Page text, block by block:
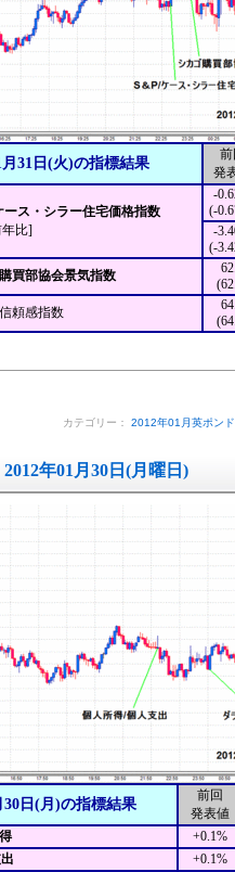
月31日(火)の指標結果
前
発
ース・シラー住宅価格指数
比]
-
(-
-
(-
買部協会景気指数
頼感指数
カテゴリー： 2012年01月英ポン
2012年01月30日(月曜日)
30日(月)の指標結果
前回
発表値
+0.1%
+0.1%